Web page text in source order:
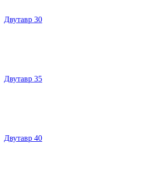
Двутавр 30
Двутавр 35
Двутавр 40